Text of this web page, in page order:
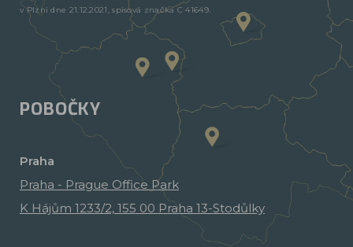
v Plzni dne 21.12.2021, spisová značka C 41649.
POBOČKY
Praha
Praha - Prague Office Park
K Hájům 1233/2, 155 00 Praha 13-Stodůlky